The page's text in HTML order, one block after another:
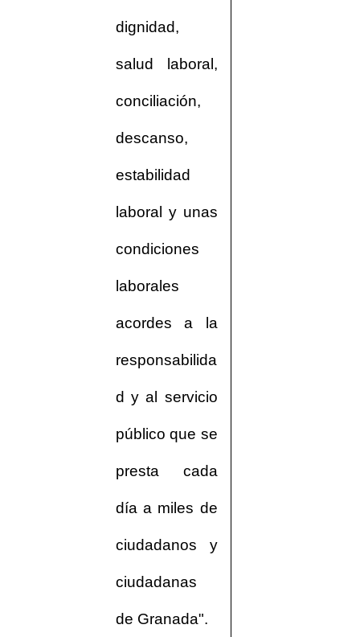
dignidad,
salud laboral,
conciliación,
descanso,
estabilidad
laboral y unas
condiciones
laborales
acordes a la
responsabilida
d y al servicio
público que se
presta cada
día a miles de
ciudadanos y
ciudadanas
de Granada".